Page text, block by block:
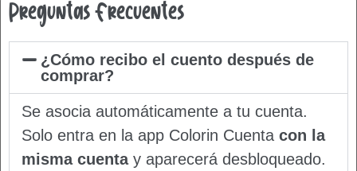
Preguntas Frecuentes
¿Cómo recibo el cuento después de
comprar?
Se asocia automáticamente a tu cuenta.
Solo entra en la app Colorin Cuenta con la
misma cuentay aparecerá desbloqueado.